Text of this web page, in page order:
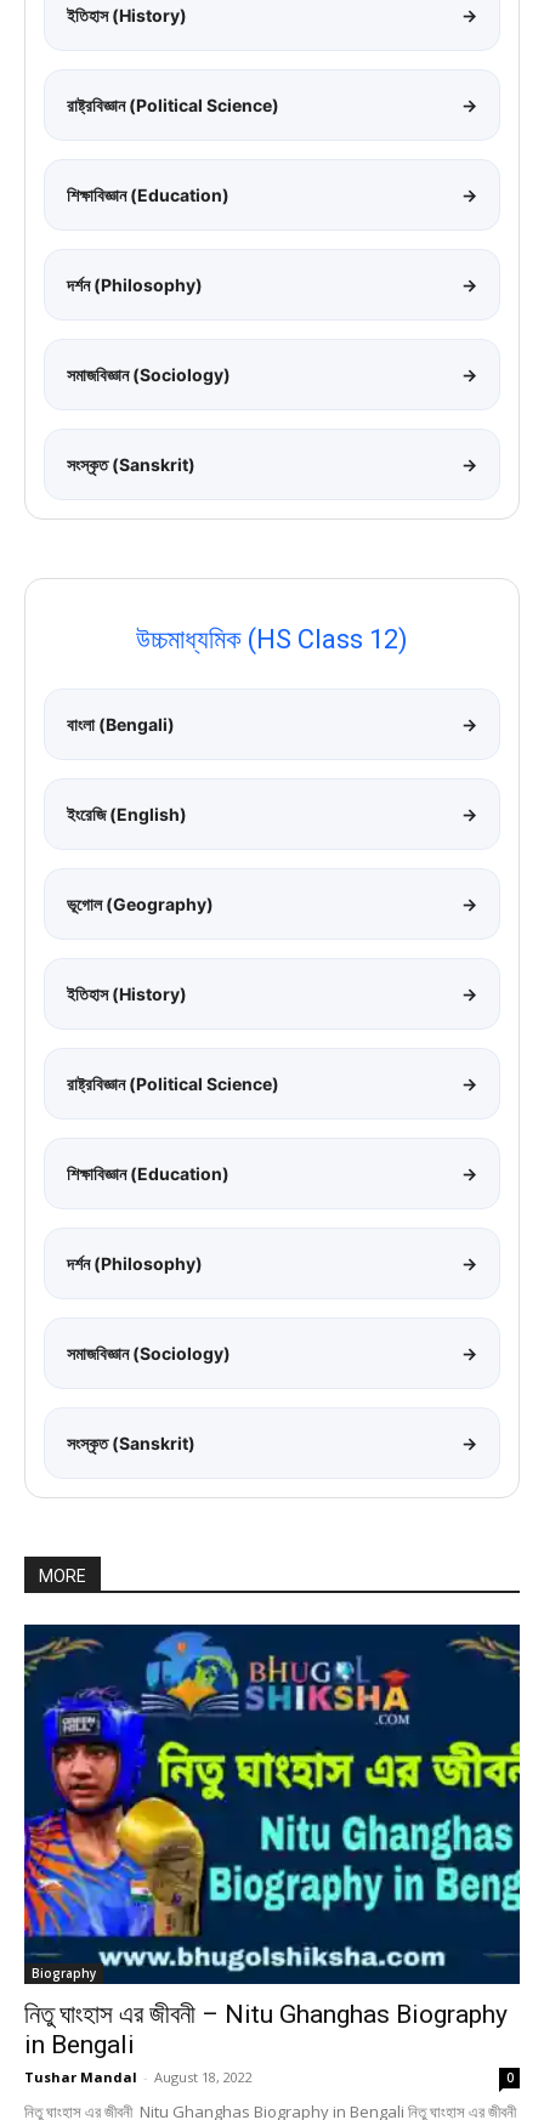
ইতিহাস (History) →
রাষ্ট্রবিজ্ঞান (Political Science) →
শিক্ষাবিজ্ঞান (Education) →
দর্শন (Philosophy) →
সমাজবিজ্ঞান (Sociology) →
সংস্কৃত (Sanskrit) →
উচ্চমাধ্যমিক (HS Class 12)
বাংলা (Bengali) →
ইংরেজি (English) →
ভূগোল (Geography) →
ইতিহাস (History) →
রাষ্ট্রবিজ্ঞান (Political Science) →
শিক্ষাবিজ্ঞান (Education) →
দর্শন (Philosophy) →
সমাজবিজ্ঞান (Sociology) →
সংস্কৃত (Sanskrit) →
MORE
Biography
নিতু ঘাংহাস এর জীবনী – Nitu Ghanghas Biography
in Bengali
Tushar Mandal - August 18, 2022 0
নিতু ঘাংহাস এর জীবনী Nitu Ghanghas Biography in Bengali নিতু ঘাংহাস এর জীবনী